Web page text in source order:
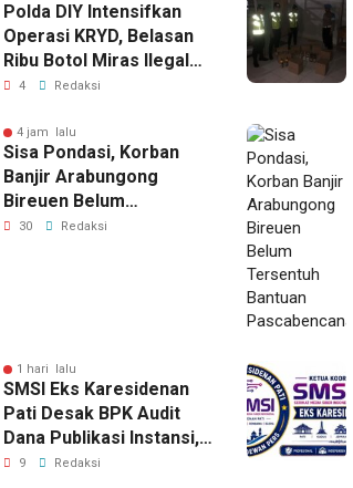
Polda DIY Intensifkan
Operasi KRYD, Belasan
Ribu Botol Miras Ilegal
Berhasil Diamankan
4 Redaksi
4 jam lalu
Sisa Pondasi, Korban
Banjir Arabungong
Bireuen Belum
Tersentuh Bantuan
30 Redaksi
1 hari lalu
SMSI Eks Karesidenan
Pati Desak BPK Audit
Dana Publikasi Instansi,
Hanya untuk Perusahaan
9 Redaksi